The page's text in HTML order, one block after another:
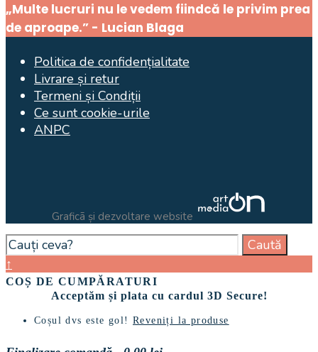
Window
„Multe lucruri nu le vedem fiindcă le privim prea
de aproape.” - Lucian Blaga
Politica de confidențialitate
Livrare și retur
Termeni și Condiții
Ce sunt cookie-urile
ANPC
Graficã și dezvoltare website
Search
for:
Caută
Close
Search
Window
↑
COȘ DE CUMPĂRATURI
Acceptăm și plata cu cardul 3D Secure!
Coșul dvs este gol!Reveniți la produse